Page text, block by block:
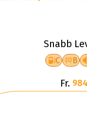
C B
Fr.